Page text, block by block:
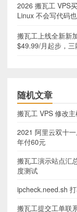
2026 搬瓦工 VPS
Linux 不会写代码
搬瓦工上线全新新
$49.99/月起步，
随机文章
搬瓦工 VPS 修改
2021 阿里云双十
年付60元
搬瓦工演示站点汇
度测试
ipcheck.need.sh
搬瓦工提交工单联